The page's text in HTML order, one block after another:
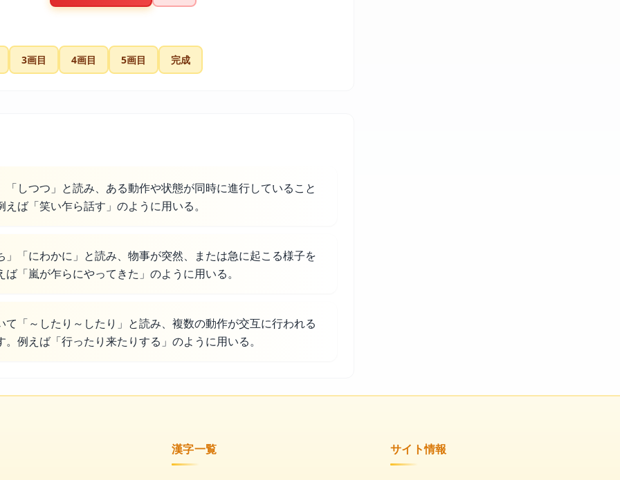
3画目 4画目 5画目 完成
「しつつ」と読み、ある動作や状態が同時に進行していること
えば「笑い乍ら話す」のように用いる。
」「にわかに」と読み、物事が突然、または急に起こる様子を
ば「嵐が乍らにやってきた」のように用いる。
て「～したり～したり」と読み、複数の動作が交互に行われる
。例えば「行ったり来たりする」のように用いる。
漢字一覧 サイト情報